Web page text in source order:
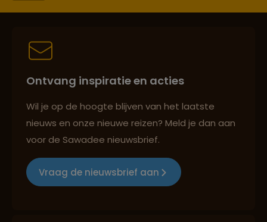
Lees meer over Quy Nhon
Lees meer over Sapa
Lees meer over Tam Coc
Best beoordeelde reisroutes
Reizen met oog voor mens, cultuur en milieu
Groepsreizen mét indivuele vrijheid
Ontvang inspiratie en acties
Wil je op de hoogte blijven van het laatste
nieuws en onze nieuwe reizen? Meld je dan aan
voor de Sawadee nieuwsbrief.
Vraag de nieuwsbrief aan